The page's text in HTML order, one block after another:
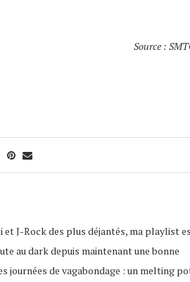
Source :
et J-Rock des plus déjantés, ma playlist
au dark depuis maintenant une bonne
journées de vagabondage : un melting